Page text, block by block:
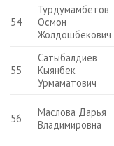
54
Турдумамбетов
Осмон
Жолдошбекович
55
Сатыбалдиев
Кыянбек
Урмаматович
56
Маслова Дарья
Владимировна